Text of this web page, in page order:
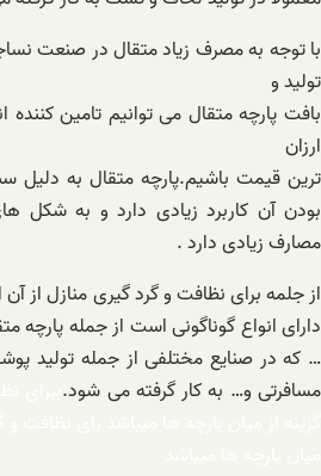
با توجه به مصرف زیاد متقال در صنعت
تولید و
بافت پارچه متقال می توانیم تامین
ارزان
ترین قیمت باشیم.پارچه متقال به
بودن آن کاربرد زیادی دارد و به شکل
مصارف زیادی دارد .
از جلمه برای نظافت و گرد گیری منازل از
دارای انواع گوناگونی است از جمله پارچه
… که در صنایع مختلفی از جمله تولید
مسافرتی و… به کار گرفته می شود.